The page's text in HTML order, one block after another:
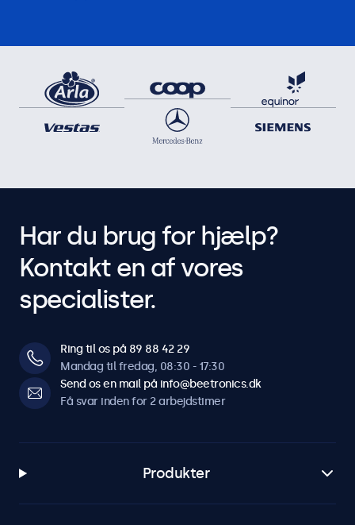
Har du brug for hjælp?
Kontakt en af vores
specialister.
Ring til os på 89 88 42 29
Mandag til fredag, 08:30 - 17:30
Send os en mail på info@beetronics.dk
Få svar inden for 2 arbejdstimer
Produkter